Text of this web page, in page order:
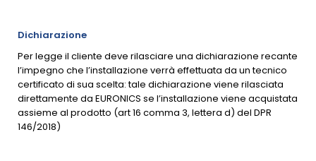
Dichiarazione
Per legge il cliente deve rilasciare una dichiarazione recante
l’impegno che l’installazione verrà effettuata da un tecnico
certificato di sua scelta: tale dichiarazione viene rilasciata
direttamente da EURONICS se l’installazione viene acquistata
assieme al prodotto (art 16 comma 3, lettera d) del DPR
146/2018)